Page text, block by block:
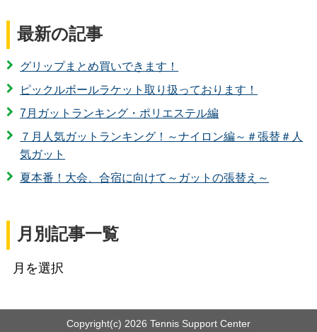
最新の記事
グリップまとめ買いできます！
ピックルボールラケット取り扱っております！
7月ガットランキング・ポリエステル編
７月人気ガットランキング！～ナイロン編～＃張替＃人
気ガット
夏本番！大会、合宿に向けて～ガットの張替え～
月別記事一覧
Copyright(c) 2026 Tennis Support Center